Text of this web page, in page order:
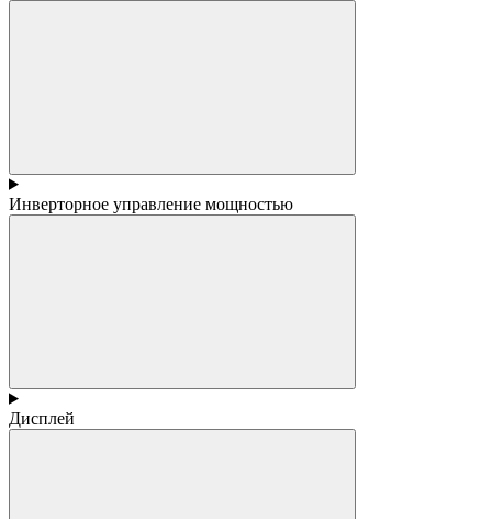
Инверторное управление мощностью
Дисплей